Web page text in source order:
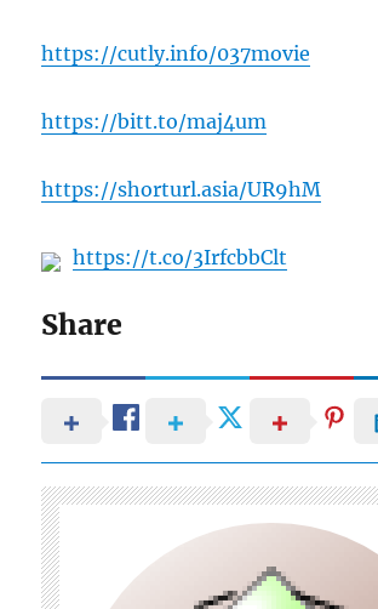
https://cutly.info/037movie
https://bitt.to/maj4um
https://shorturl.asia/UR9hM
https://t.co/3IrfcbbClt
Share